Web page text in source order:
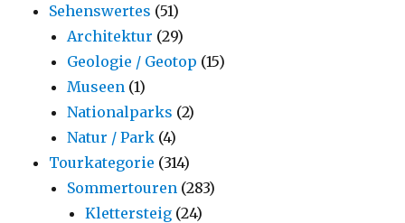
Sehenswertes (51)
Architektur (29)
Geologie / Geotop (15)
Museen (1)
Nationalparks (2)
Natur / Park (4)
Tourkategorie (314)
Sommertouren (283)
Klettersteig (24)